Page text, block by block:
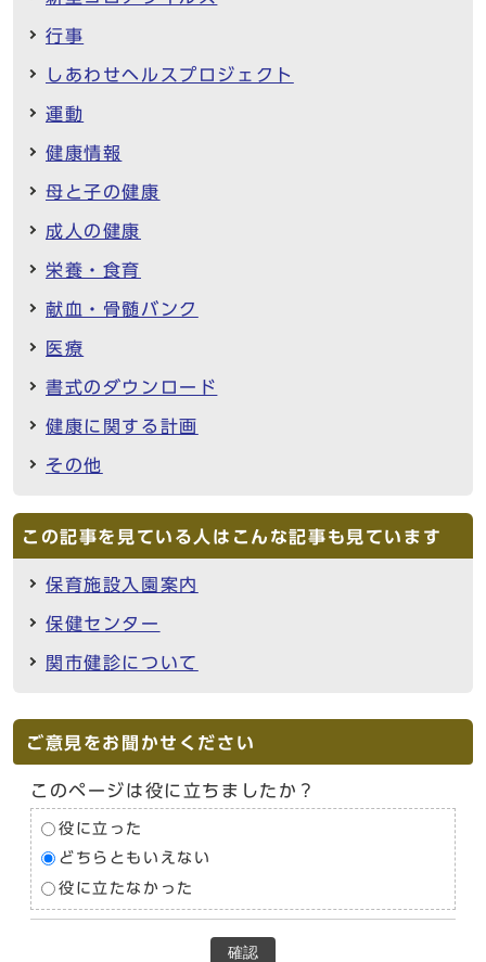
行事
しあわせヘルスプロジェクト
運動
健康情報
母と子の健康
成人の健康
栄養・食育
献血・骨髄バンク
医療
書式のダウンロード
健康に関する計画
その他
この記事を見ている人はこんな記事も見ています
保育施設入園案内
保健センター
関市健診について
ご意見をお聞かせください
このページは役に立ちましたか？
役に立った
どちらともいえない
役に立たなかった
確認